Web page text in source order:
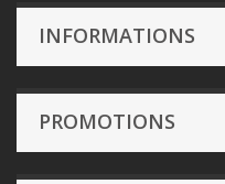
INFORMATIONS
PROMOTIONS